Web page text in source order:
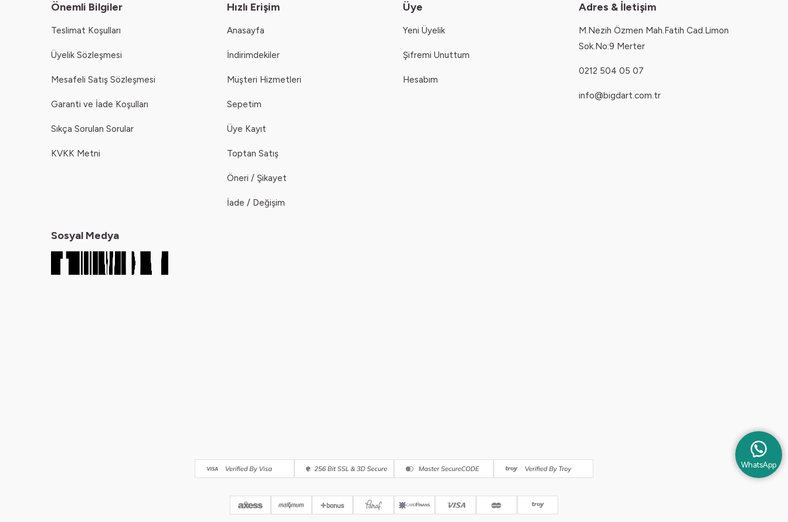
• Giysileri kuruturken direkt günes
isigina maruz birakmayiniz
Önemli Bilgiler
Teslimat Koşulları
Üyelik Sözleşmesi
Mesafeli Satış Sözleşmesi
Garanti ve İade Koşulları
Sıkça Sorulan Sorular
KVKK Metni
Hızlı Erişim
Anasayfa
İndirimdekiler
Müşteri Hizmetleri
Sepetim
Üye Kayıt
Toptan Satış
Öneri / Şikayet
İade / Değişim
Üye
Yeni Üyelik
Şifremi Unuttum
Hesabım
Adres & İletişim
M.Nezih Özmen Mah.Fatih Cad.Limon
Sok.No:9 Merter
0212 504 05 07
info@bigdart.com.tr
Sosyal Medya
WhatsApp